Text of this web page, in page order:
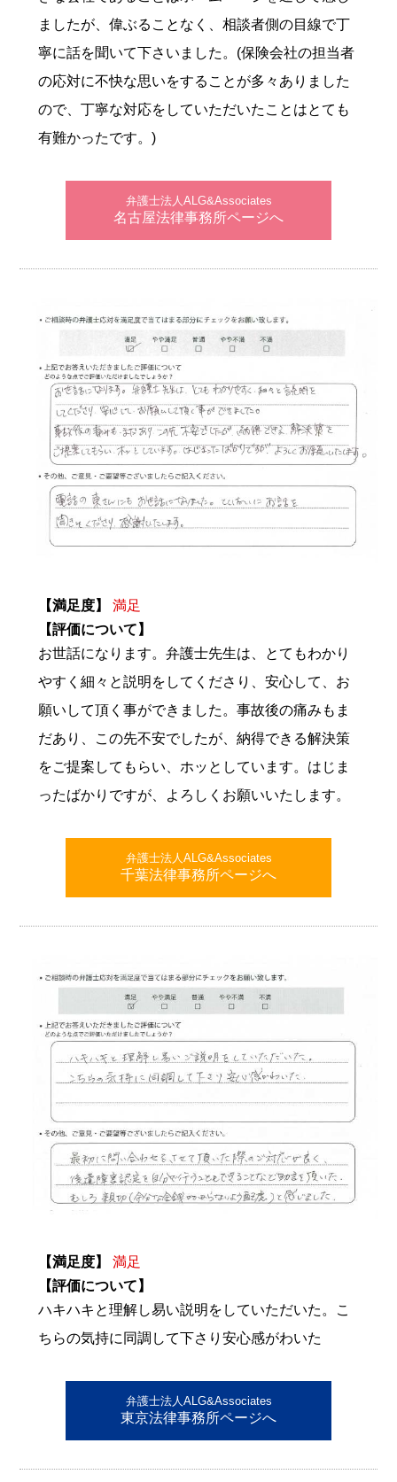
ましたが、偉ぶることなく、相談者側の目線で丁
寧に話を聞いて下さいました。(保険会社の担当者
の応対に不快な思いをすることが多々ありました
ので、丁寧な対応をしていただいたことはとても
有難かったです。)
弁護士法人ALG&Associates
名古屋法律事務所ページへ
【満足度】
満足
【評価について】
お世話になります。弁護士先生は、とてもわかり
やすく細々と説明をしてくださり、安心して、お
願いして頂く事ができました。事故後の痛みもま
だあり、この先不安でしたが、納得できる解決策
をご提案してもらい、ホッとしています。はじま
ったばかりですが、よろしくお願いいたします。
弁護士法人ALG&Associates
千葉法律事務所ページへ
【満足度】
満足
【評価について】
ハキハキと理解し易い説明をしていただいた。こ
ちらの気持に同調して下さり安心感がわいた
弁護士法人ALG&Associates
東京法律事務所ページへ